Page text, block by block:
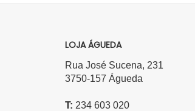
LOJA ÁGUEDA
Rua José Sucena, 231
3750-157 Águeda
T: 234 603 020